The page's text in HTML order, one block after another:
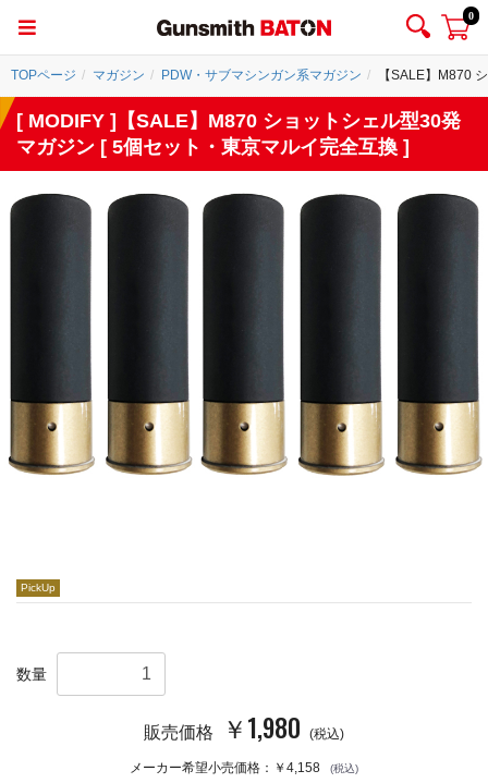
0
TOPページ マガジン PDW・サブマシンガン系マガジン 【SALE】M870
[ MODIFY ]【SALE】M870 ショットシェル型30発
マガジン [ 5個セット・東京マルイ完全互換 ]
PickUp
数量
販売価格 ￥1,980 (税込)
メーカー希望小売価格：￥4,158 (税込)